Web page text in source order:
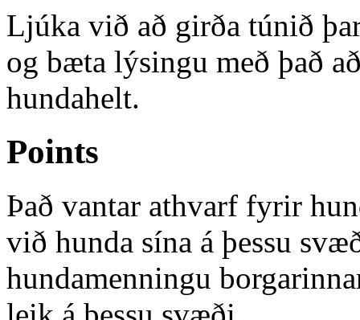
Ljúka við að girða túnið
og bæta lýsingu með það
hundahelt.
Points
Það vantar athvarf fyrir
við hunda sína á þessu
hundamenningu